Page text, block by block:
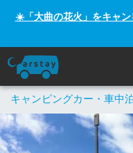
☀️「大曲の花火」をキャ
キャンピングカー・車中